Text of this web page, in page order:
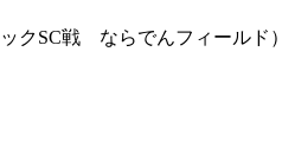
クSC戦 ならでんフィール